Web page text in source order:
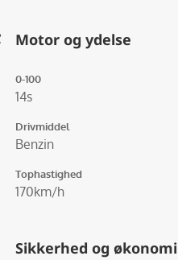
Motor og ydelse
0-100
14s
Drivmiddel
Benzin
Tophastighed
170km/h
Sikkerhed og økonomi